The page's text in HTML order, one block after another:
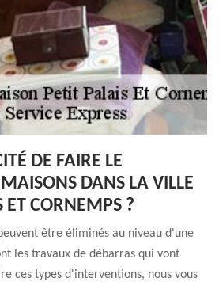
DE FAIRE LE
DANS LA VILLE
ET CORNEMPS ?
être éliminés au niveau d'une
les travaux de débarras qui vont
ces types d'interventions, nous vous